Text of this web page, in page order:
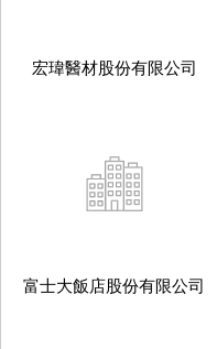
宏瑋醫材股份有限公司
富士大飯店股份有限公司